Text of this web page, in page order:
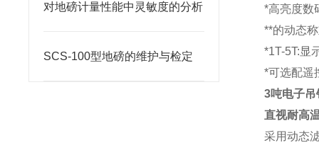
对地磅计量性能中灵敏度的分析
SCS-100型地磅的维护与检定
*高亮度数
**的动态
*1T-5T:显
*可选配遥
3吨电子
直视耐高
采用动态